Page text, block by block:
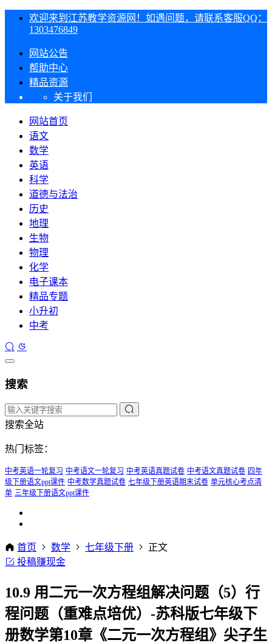
欢迎来到江苏教学资源网！如遇问题，请联系客服QQ：
1303476849
网站公告
帮助中心
精品资源
关于我们
网站首页
语文
数学
英语
科学
道德与法治
历史
地理
生物
物理
化学
电子课本
精品专题
小升初
中考
搜索
搜索全站
热门标签：
中考英语一轮复习 中考语文一轮复习 中考英语真题试卷 中考语文真题试卷 四年
级下册语文ppt课件 中考数学真题试卷 七年级下册英语期末试卷 单元核心考点清
单 三年级下册语文ppt课件
首页 数学 七年级下册
正文
投稿赚现金
10.9 用二元一次方程组解决问题（5）行
程问题（重难点培优）-苏科版七年级下
册数学第10章《二元一次方程组》尖子生